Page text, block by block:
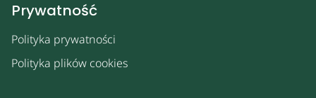
Prywatność
Polityka prywatności
Polityka plików cookies